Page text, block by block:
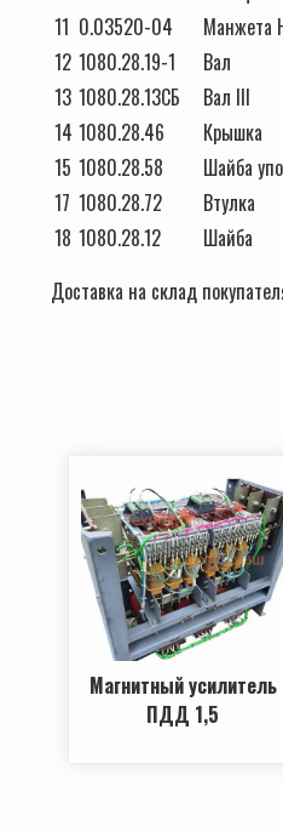
11 0.03520-04 Манжета
12 1080.28.19-1 Вал
13 1080.28.13СБ Вал III
14 1080.28.46 Крышка
15 1080.28.58 Шайба
17 1080.28.72 Втулка
18 1080.28.12 Шайба
Доставка на склад
Магнитный усилитель
ПДД 1,5